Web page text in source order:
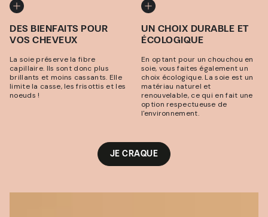
DES BIENFAITS POUR
VOS CHEVEUX
La soie préserve la fibre
capillaire. Ils sont donc plus
brillants et moins cassants. Elle
limite la casse, les frisottis et les
noeuds !
UN CHOIX DURABLE ET
ÉCOLOGIQUE
En optant pour un chouchou en
soie, vous faites également un
choix écologique. La soie est un
matériau naturel et
renouvelable, ce qui en fait une
option respectueuse de
l'environnement.
JE CRAQUE